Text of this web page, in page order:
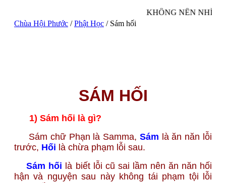
KHÔNG NÊN NHÌN
Chùa Hội Phước / Phật Học / Sám hối
SÁM HỐI
1) Sám hối là gì?
Sám chữ Phạn là Samma, Sám là ăn năn lỗi
trước, Hối là chừa phạm lỗi sau.
Sám hối là biết lỗi cũ sai lầm nên ăn năn hối
hận và nguyện sau này không tái phạm tội lỗi